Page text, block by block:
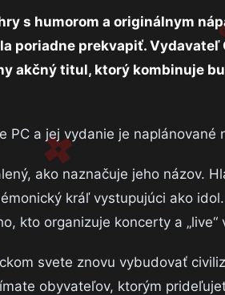
s humorom a originálnym
poriadne prekvapiť.
akčný titul, ktorý kombinuje
PC a jej vydanie je
ako naznačuje jeho názov.
kráľ vystupujúci ako
kto organizuje koncerty a „live“
svete znovu vybudovať
obyvateľov, ktorým